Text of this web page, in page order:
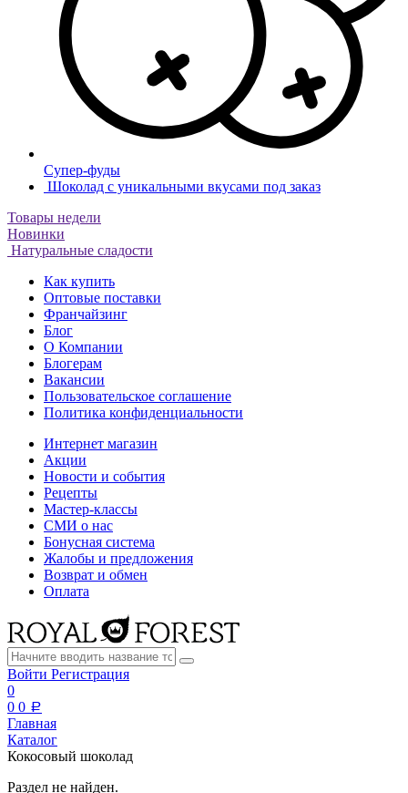
Супер-фуды
Шоколад с уникальными вкусами под заказ
Товары недели
Новинки
Натуральные сладости
Как купить
Оптовые поставки
Франчайзинг
Блог
О Компании
Блогерам
Вакансии
Пользовательское соглашение
Политика конфиденциальности
Интернет магазин
Акции
Новости и события
Рецепты
Мастер-классы
СМИ о нас
Бонусная система
Жалобы и предложения
Возврат и обмен
Оплата
Войти Регистрация
0
0 0 a
Главная
Каталог
Кокосовый шоколад
Раздел не найден.